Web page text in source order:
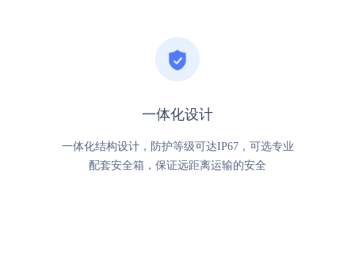
一体化设计
一体化结构设计，防护等级可达IP67，可选专业
配套安全箱，保证远距离运输的安全